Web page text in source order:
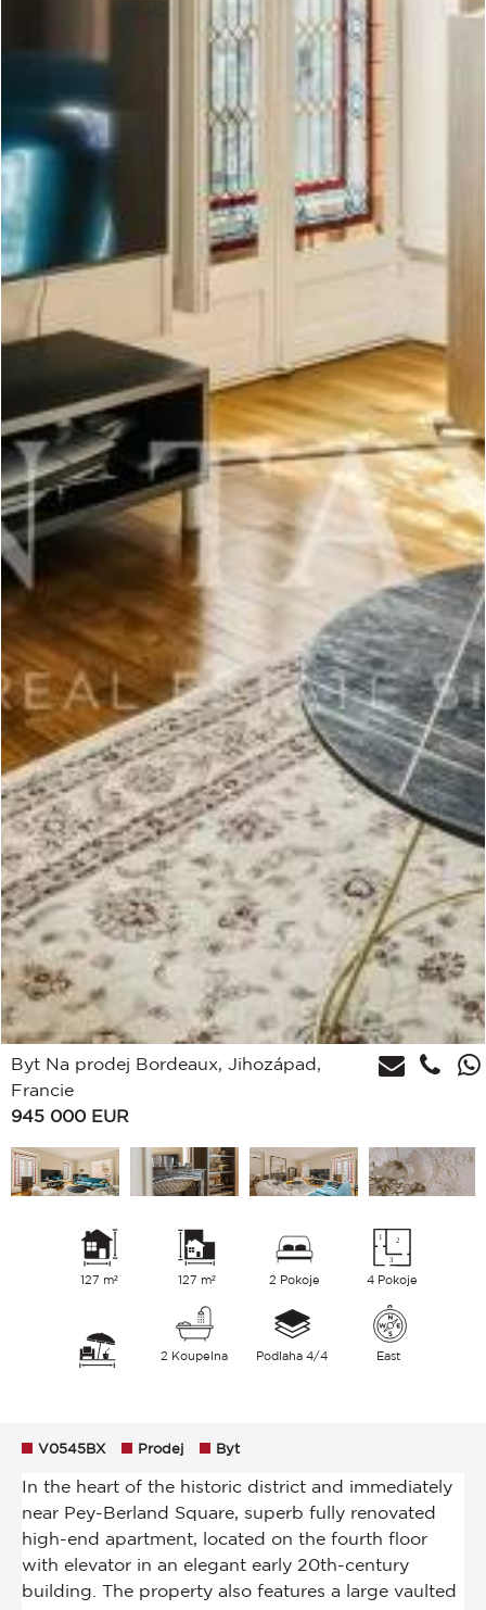
Byt Na prodej Bordeaux, Jihozápad,
Francie
945 000 EUR
127 m² 127 m² 2 Pokoje 4 Pokoje
2 Koupelna Podlaha 4/4 East
V0545BX Prodej Byt